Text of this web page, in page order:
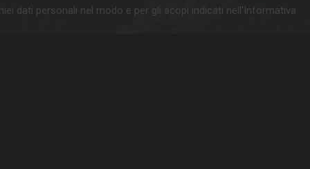
dati personali nel modo e per gli scopi indicati nell'Informativa